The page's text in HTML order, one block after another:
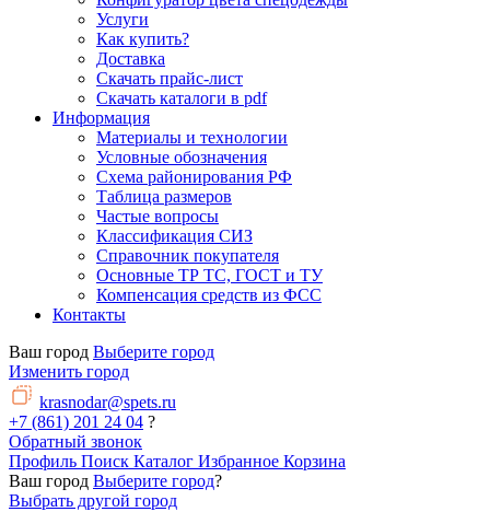
Услуги
Как купить?
Доставка
Скачать прайс-лист
Скачать каталоги в pdf
Информация
Материалы и технологии
Условные обозначения
Схема районирования РФ
Таблица размеров
Частые вопросы
Классификация СИЗ
Справочник покупателя
Основные ТР ТС, ГОСТ и ТУ
Компенсация средств из ФСС
Контакты
Ваш город Выберите город
Изменить город
krasnodar@spets.ru
+7 (861) 201 24 04 ?
Обратный звонок
Профиль Поиск Каталог Избранное Корзина
Ваш город Выберите город?
Выбрать другой город